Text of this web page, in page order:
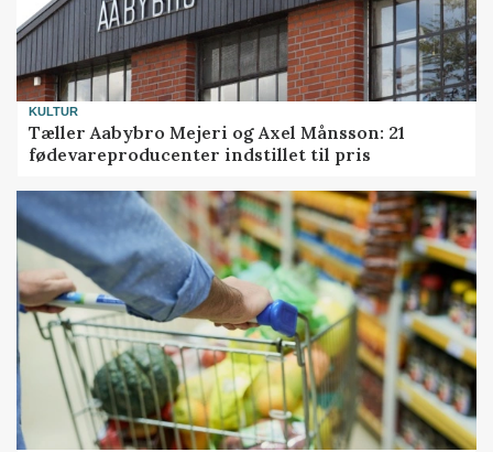
KULTUR
Tæller Aabybro Mejeri og Axel Månsson: 21
fødevareproducenter indstillet til pris